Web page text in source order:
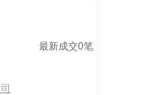
最新成交0笔